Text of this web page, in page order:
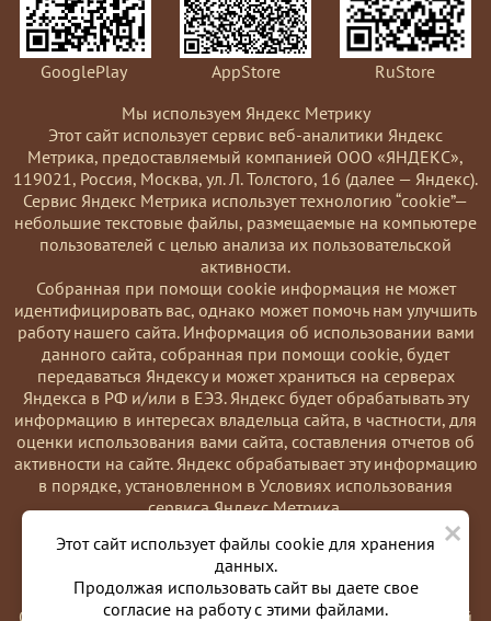
×
Этот сайт использует файлы cookie для хранения
данных.
Продолжая использовать сайт вы даете свое
согласие на работу с этими файлами.
GooglePlay AppStore
RuStore
Мы используем Яндекс Метрику
Этот сайт использует сервис веб-аналитики Яндекс
Метрика, предоставляемый компанией ООО «ЯНДЕКС»,
119021, Россия, Москва, ул. Л. Толстого, 16 (далее — Яндекс).
Сервис Яндекс Метрика использует технологию “cookie”—
небольшие текстовые файлы, размещаемые на компьютере
пользователей с целью анализа их пользовательской
активности.
Coбранная при помощи cookie информация не может
идентифицировать вас, однако может помочь нам улучшить
работу нашего сайта. Информация об использовании вами
данного сайта, собранная при помощи cookie, будет
передаваться Яндексу и может храниться на серверах
Яндекса в РФ и/или в ЕЭЗ. Яндекс будет обрабатывать эту
информацию в интересах владельца сайта, в частности, для
оценки использования вами сайта, составления отчетов об
активности на сайте. Яндекс обрабатывает эту информацию
в порядке, установленном в Условиях использования
сервиса Яндекс Метрика.
Вы можете отказаться от использования cookies, выбрав
соответствующие настройки в браузере. Также вы можете
использовать инструмент —
https://yandex.ru/support/metrika/general/opt-out.html
Однако это может повлиять на работу некоторых функций